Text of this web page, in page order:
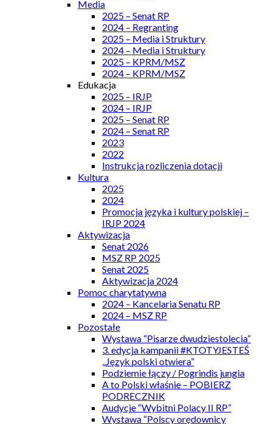
Media
2025 – Senat RP
2024 – Regranting
2025 – Media i Struktury
2024 – Media i Struktury
2025 – KPRM/MSZ
2024 – KPRM/MSZ
Edukacja
2025 – IRJP
2024 – IRJP
2025 – Senat RP
2024 – Senat RP
2023
2022
Instrukcja rozliczenia dotacji
Kultura
2025
2024
Promocja języka i kultury polskiej –
IRJP 2024
Aktywizacja
Senat 2026
MSZ RP 2025
Senat 2025
Aktywizacja 2024
Pomoc charytatywna
2024 – Kancelaria Senatu RP
2024 – MSZ RP
Pozostałe
Wystawa “Pisarze dwudziestolecia”
3. edycja kampanii #KTOTYJESTEŚ
„Język polski otwiera”
Podziemie łączy / Pogrindis jungia
A to Polski właśnie – POBIERZ
PODRECZNIK
Audycje “Wybitni Polacy II RP”
Wystawa “Polscy orędownicy